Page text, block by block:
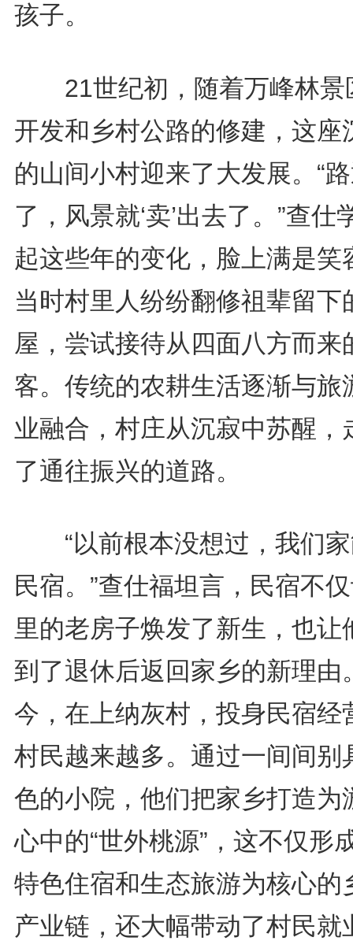
孩子。
21世纪初，随着万峰林景
开发和乡村公路的修建，这座
的山间小村迎来了大发展。“
了，风景就‘卖’出去了。”查仕
起这些年的变化，脸上满是笑
当时村里人纷纷翻修祖辈留下
屋，尝试接待从四面八方而来
客。传统的农耕生活逐渐与旅
业融合，村庄从沉寂中苏醒，
了通往振兴的道路。
“以前根本没想过，我们家
民宿。”查仕福坦言，民宿不
里的老房子焕发了新生，也让
到了退休后返回家乡的新理由
今，在上纳灰村，投身民宿经
村民越来越多。通过一间间别
色的小院，他们把家乡打造为
心中的“世外桃源”，这不仅形
特色住宿和生态旅游为核心的
产业链，还大幅带动了村民就